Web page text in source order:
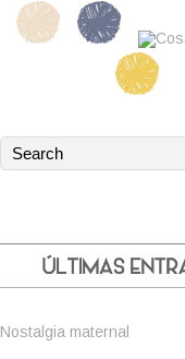
Nostalgia maternal